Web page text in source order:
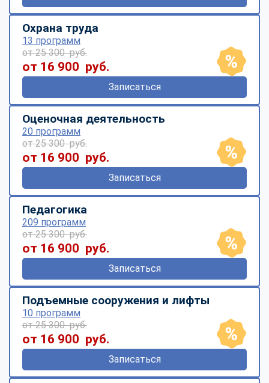
Охрана труда
13 программ
от 25 300 руб.
от 16 900 руб.
Записаться
Оценочная деятельность
20 программ
от 25 300 руб.
от 16 900 руб.
Записаться
Педагогика
209 программ
от 25 300 руб.
от 16 900 руб.
Записаться
Подъемные сооружения и лифты
10 программ
от 25 300 руб.
от 16 900 руб.
Записаться